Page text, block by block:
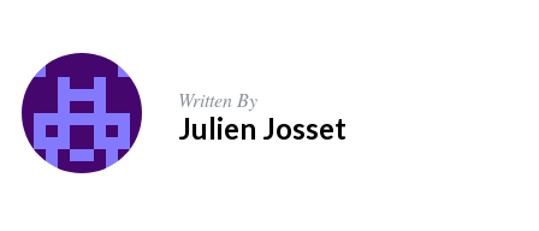
Written By
Julien Josset